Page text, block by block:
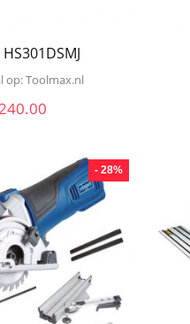
op: toolmax.nl
- 28%